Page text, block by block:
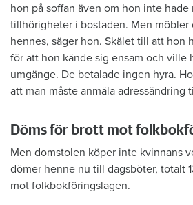
hon på soffan även om hon inte hade
tillhörigheter i bostaden. Men möbler
hennes, säger hon. Skälet till att hon
för att hon kände sig ensam och ville
umgänge. De betalade ingen hyra.
att man måste anmäla adressändring
Döms för brott mot
Men domstolen köper inte kvinnans
dömer henne nu till dagsböter, totalt
mot folkbokföringslagen.